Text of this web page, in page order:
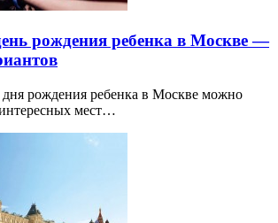
рождения ребенка в Москве —
дня рождения ребенка в Москве можно
мест…